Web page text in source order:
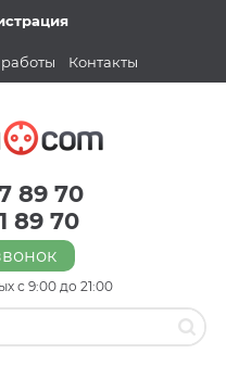
Контакты
89 70
89 70
с 9:00 до 21:00